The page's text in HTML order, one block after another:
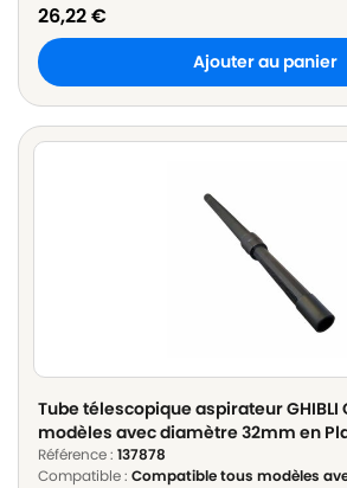
26,22€
Ajouter au panier
Tube télescopique aspirateur
modèles avec diamètre 32mm en
Longueur 60cm à 100cm
Référence : 137878
Compatible : Compatible tous modèles